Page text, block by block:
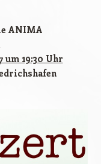
ANIMA
um 19:30 Uhr